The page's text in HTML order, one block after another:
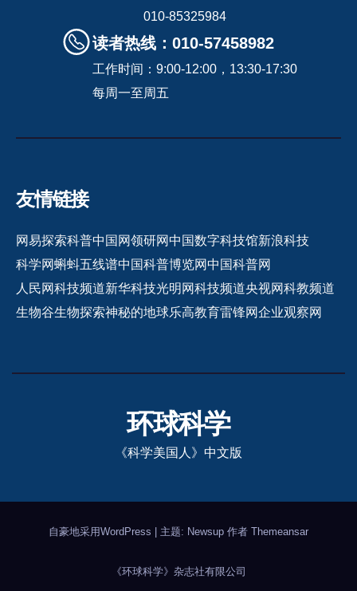
010-85325984
读者热线：010-57458982
工作时间：9:00-12:00，13:30-17:30
每周一至周五
友情链接
网易探索科普中国网领研网中国数字科技馆新浪科技
科学网蝌蚪五线谱中国科普博览网中国科普网
人民网科技频道新华科技光明网科技频道央视网科教频道
生物谷生物探索神秘的地球乐高教育雷锋网企业观察网
环球科学
《科学美国人》中文版
自豪地采用WordPress 主题: Newsup 作者 Themeansar
《环球科学》杂志社有限公司